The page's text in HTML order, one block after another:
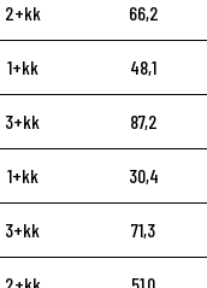
2+kk 66,2
1+kk 48,1
3+kk 87,2
1+kk 30,4
3+kk 71,3